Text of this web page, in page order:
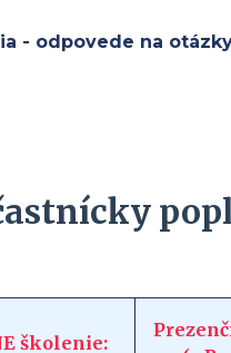
- odpovede na
školenie: